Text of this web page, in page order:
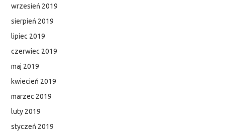
wrzesień 2019
sierpień 2019
lipiec 2019
czerwiec 2019
maj 2019
kwiecień 2019
marzec 2019
luty 2019
styczeń 2019